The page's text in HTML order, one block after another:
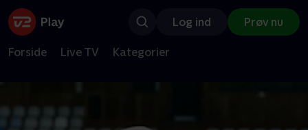
Log ind Prøv nu
Forside Live TV Kategorier